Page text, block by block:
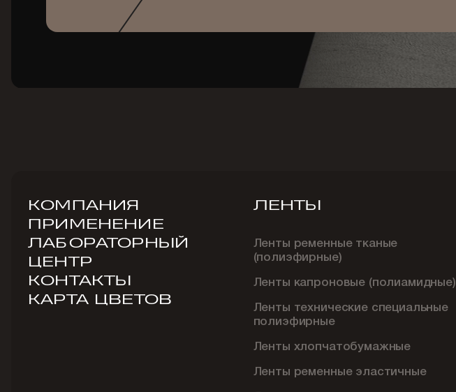
КОМПАНИЯ
ПРИМЕНЕНИЕ
ЛАБОРАТОРНЫЙ
ЦЕНТР
КОНТАКТЫ
КАРТА ЦВЕТОВ
ЛЕНТЫ
Ленты ременные тканые
(полиэфирные)
Ленты капроновые (полиамидные)
Ленты технические специальные
полиэфирные
Ленты хлопчатобумажные
Ленты ременные эластичные